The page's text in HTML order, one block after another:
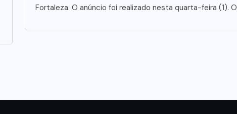
Fortaleza. O anúncio foi realizado nesta quarta-feira (1). O